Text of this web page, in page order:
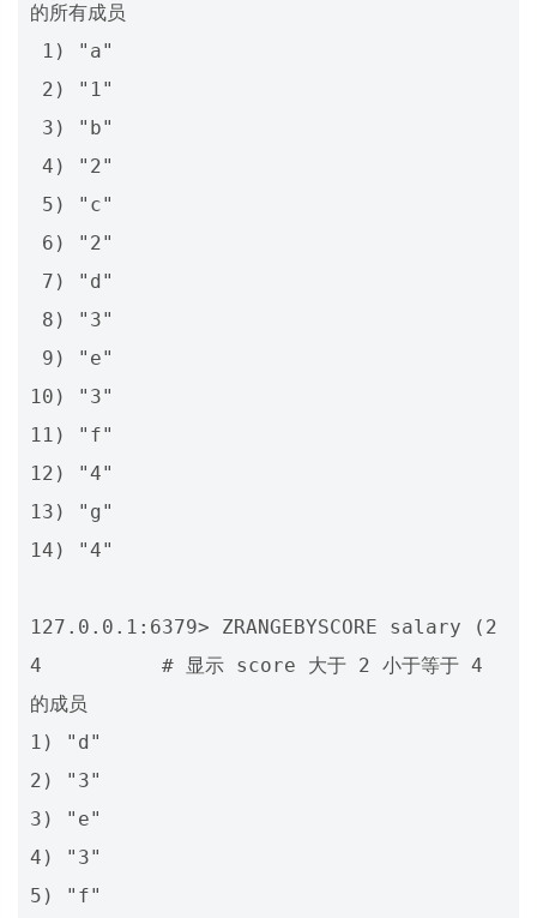
的所有成员
10) "3"
11) "f"
12) "4"
13) "g"
14) "4"
127.0.0.1:6379> ZRANGEBYSCORE salary (2
4          # 显示 score 大于 2 小于等于 4
的成员
1) "d"
2) "3"
3) "e"
4) "3"
5) "f"